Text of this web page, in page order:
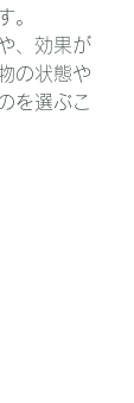
。
、効果が
の状態や
を選ぶこ